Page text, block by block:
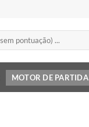
MOTOR DE PARTIDA